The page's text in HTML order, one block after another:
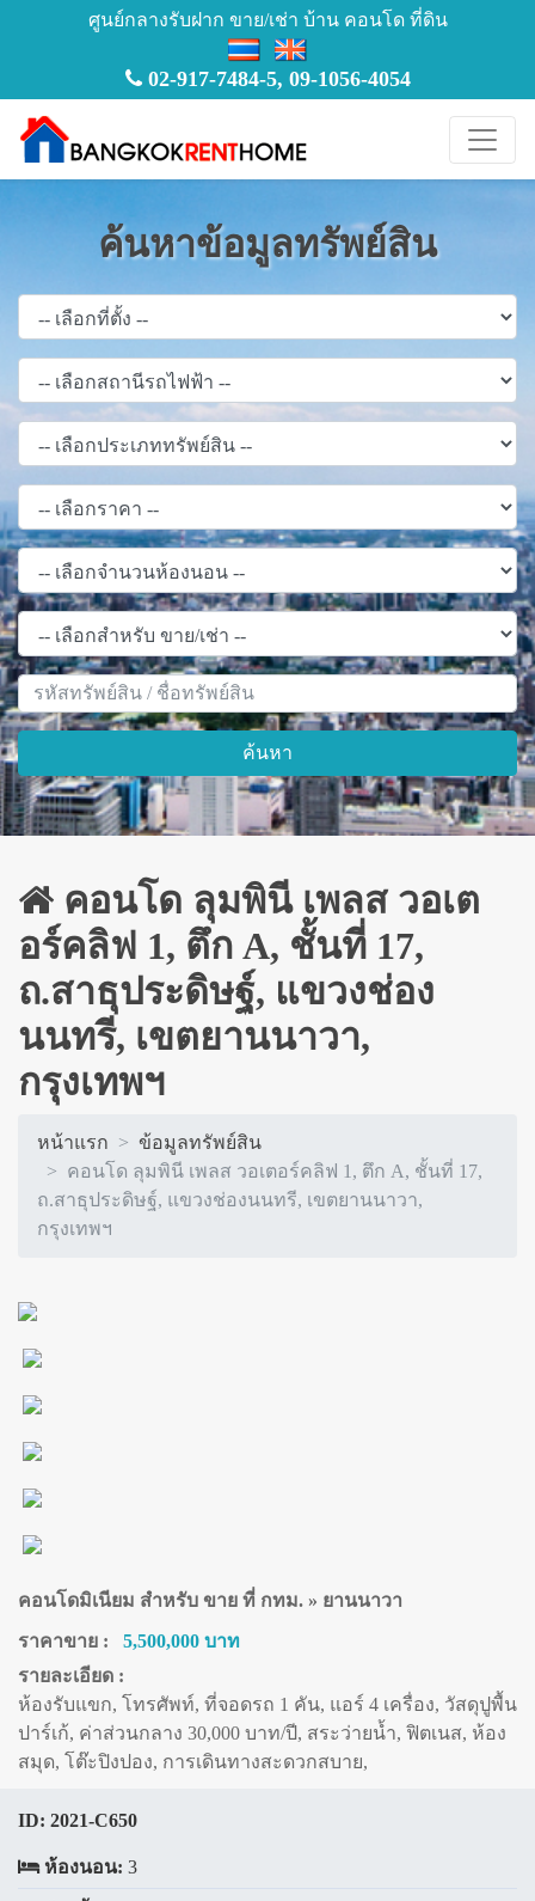
ศูนย์กลางรับฝาก ขาย/เช่า บ้าน คอนโด ที่ดิน
02-917-7484-5, 09-1056-4054
ค้นหาข้อมูลทรัพย์สิน
ค้นหา
คอนโด ลุมพินี เพลส วอเต
อร์คลิฟ 1, ตึก A, ชั้นที่ 17,
ถ.สาธุประดิษฐ์, แขวงช่อง
นนทรี, เขตยานนาวา,
กรุงเทพฯ
หน้าแรก
ข้อมูลทรัพย์สิน
คอนโด ลุมพินี เพลส วอเตอร์คลิฟ 1, ตึก A, ชั้นที่ 17,
ถ.สาธุประดิษฐ์, แขวงช่องนนทรี, เขตยานนาวา,
กรุงเทพฯ
คอนโดมิเนียม สำหรับ ขาย ที่ กทม. » ยานนาวา
ราคาขาย : 5,500,000 บาท
รายละเอียด :
ห้องรับแขก, โทรศัพท์, ที่จอดรถ 1 คัน, แอร์ 4 เครื่อง, วัสดุปูพื้น
ปาร์เก้, ค่าส่วนกลาง 30,000 บาท/ปี, สระว่ายน้ำ, ฟิตเนส, ห้อง
สมุด, โต๊ะปิงปอง, การเดินทางสะดวกสบาย,
ID: 2021-C650
ห้องนอน: 3